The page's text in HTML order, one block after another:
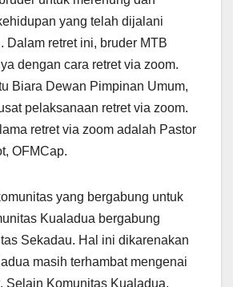
yang telah dijalani
Dalam retret ini, bruder MTB
dengan cara retret via zoom.
Biara Dewan Pimpinan Umum,
pelaksanaan retret via zoom.
retret via zoom adalah Pastor
OFMCap.
yang bergabung untuk
Kualadua bergabung
Sekadau. Hal ini dikarenakan
masih terhambat mengenai
Selain Komunitas Kualadua,